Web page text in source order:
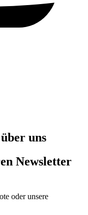
uns
Newsletter
oder unsere